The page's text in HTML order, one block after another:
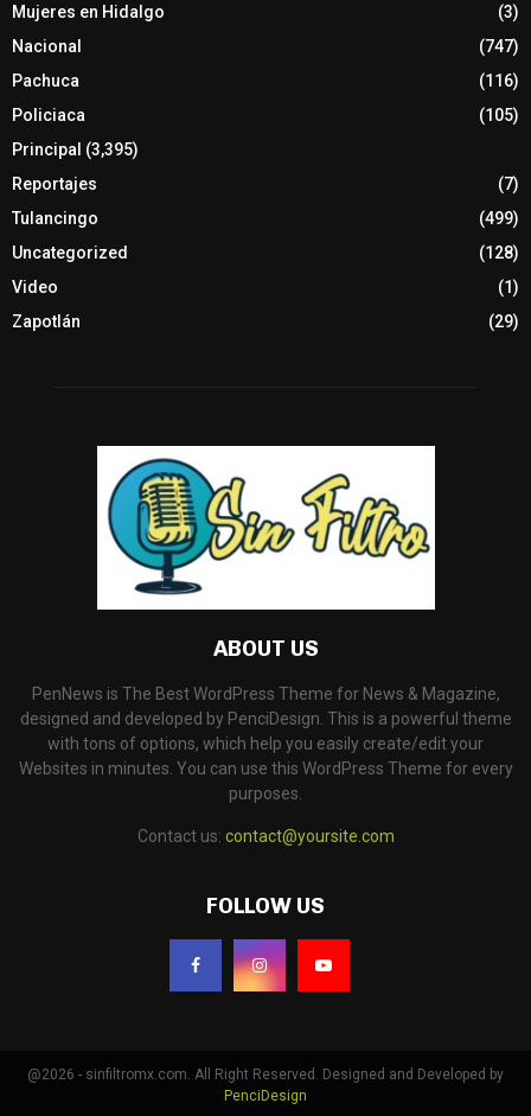
Mujeres en Hidalgo
(3)
Nacional
(747)
Pachuca
(116)
Policiaca
(105)
Principal (3,395)
Reportajes
(7)
Tulancingo
(499)
Uncategorized
(128)
Video
(1)
Zapotlán
(29)
ABOUT US
PenNews is The Best WordPress Theme for News & Magazine,
designed and developed by PenciDesign. This is a powerful theme
with tons of options, which help you easily create/edit your
Websites in minutes. You can use this WordPress Theme for every
purposes.
Contact us: contact@yoursite.com
FOLLOW US
@2026 - sinfiltromx.com. All Right Reserved. Designed and Developed by
PenciDesign